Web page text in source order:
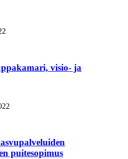
visio- ja
puitesopimus